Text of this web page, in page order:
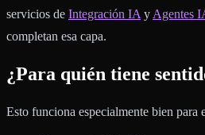
servicios de Integración IA y Agentes
completan esa capa.
¿Para quién tiene
Esto funciona especialmente bien para